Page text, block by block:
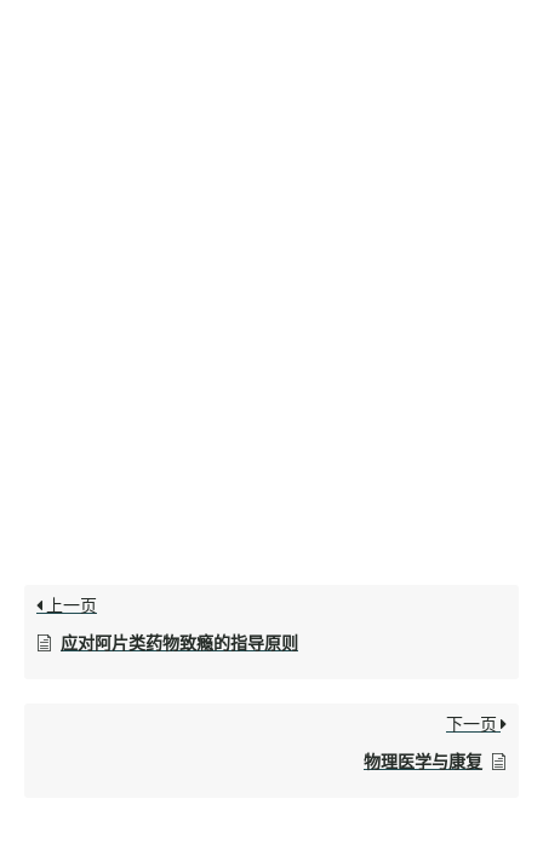
上一页
应对阿片类药物致瘾的指导原则
下一页
物理医学与康复